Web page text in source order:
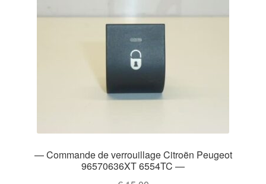
— Commande de verrouillage Citroën Peugeot
96570636XT 6554TC —